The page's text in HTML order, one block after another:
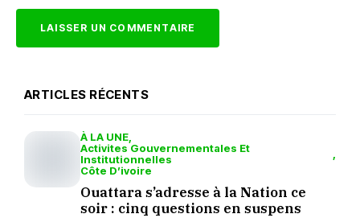
ARTICLES RÉCENTS
À LA UNE
Activites Gouvernementales Et
Institutionnelles
Côte D’ivoire
Ouattara s’adresse à la Nation ce
soir : cinq questions en suspens